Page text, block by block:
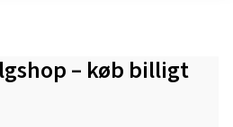
– køb billigt